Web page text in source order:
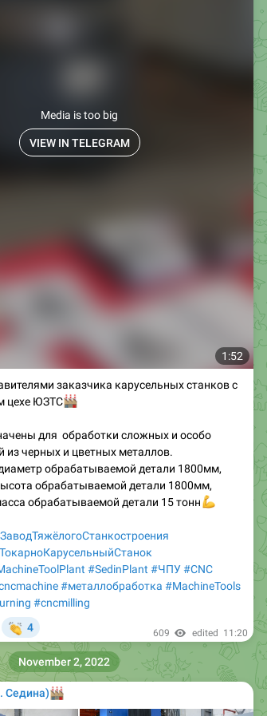
1:52
Media is too big
VIEW IN TELEGRAM
заказчика карусельных станков с
цехе ЮЗТС
для обработки сложных и особо
из черных и цветных металлов.
обрабатываемой детали 1800мм,
обрабатываемой детали 1800мм,
обрабатываемой детали 15 тонн
💪
#SedinPlant #ЧПУ#CNC
#металлобработка #MachineTools
#cncmilling
4 609 edited 11:20
Седина)
November 2, 2022